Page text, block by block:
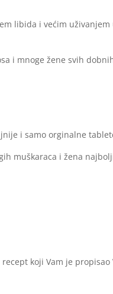
libida i većim
i mnoge žene svih
i samo orginalne
muškaraca i žena
koji Vam je propisao